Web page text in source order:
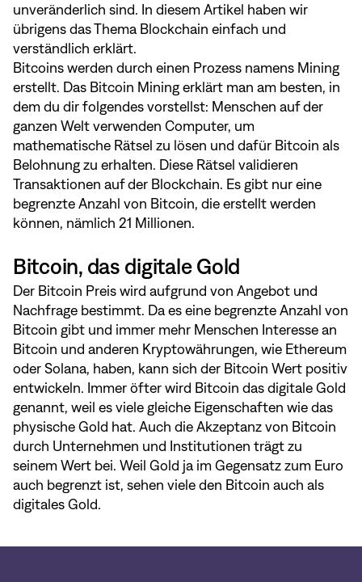
unveränderlich sind. In diesem Artikel haben wir
übrigens das Thema Blockchain einfach und
verständlich erklärt.
Bitcoins werden durch einen Prozess namens Mining
erstellt. Das Bitcoin Mining erklärt man am besten, in
dem du dir folgendes vorstellst: Menschen auf der
ganzen Welt verwenden Computer, um
mathematische Rätsel zu lösen und dafür Bitcoin als
Belohnung zu erhalten. Diese Rätsel validieren
Transaktionen auf der Blockchain. Es gibt nur eine
begrenzte Anzahl von Bitcoin, die erstellt werden
können, nämlich 21 Millionen.
Bitcoin, das digitale Gold
Der Bitcoin Preis wird aufgrund von Angebot und
Nachfrage bestimmt. Da es eine begrenzte Anzahl von
Bitcoin gibt und immer mehr Menschen Interesse an
Bitcoin und anderen Kryptowährungen, wie Ethereum
oder Solana, haben, kann sich der Bitcoin Wert positiv
entwickeln. Immer öfter wird Bitcoin das digitale Gold
genannt, weil es viele gleiche Eigenschaften wie das
physische Gold hat. Auch die Akzeptanz von Bitcoin
durch Unternehmen und Institutionen trägt zu
seinem Wert bei. Weil Gold ja im Gegensatz zum Euro
auch begrenzt ist, sehen viele den Bitcoin auch als
digitales Gold.